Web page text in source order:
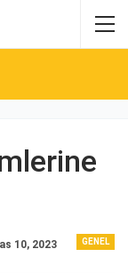
GENEL
10, 2023